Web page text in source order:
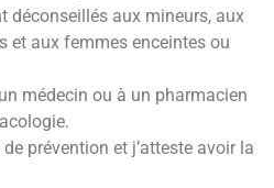
déconseillés aux mineurs, aux
et aux femmes enceintes ou
médecin ou à un pharmacien
prévention et j’atteste avoir la